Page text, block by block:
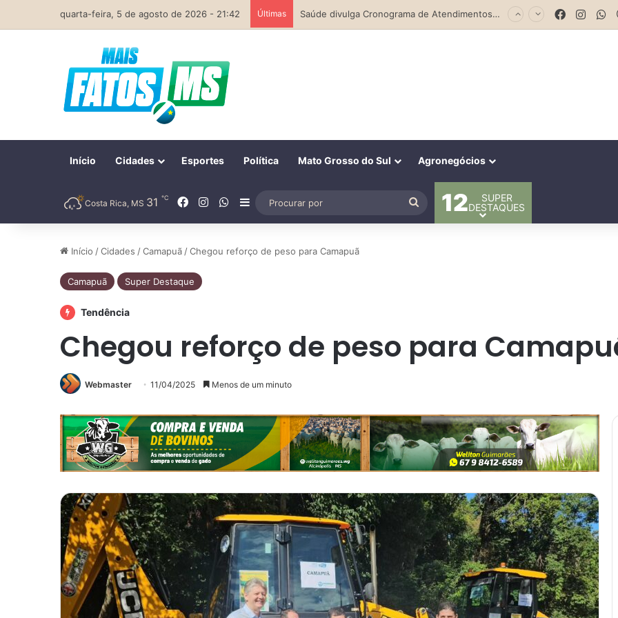
quarta-feira, 5 de agosto de 2026 - 21:42 Últimas Facebook
Início Cidades Esportes Política Mato Grosso do Sul Agronegócios
Costa Rica, MS 31 ℃ Facebook
InstagramWhatsApp
Barra Lateral
Procurar
por
12
SUPER
DESTAQUES
Início /Cidades /Camapuã /Chegou reforço de peso para Camapuã
Camapuã Super Destaque
Tendência
Chegou reforço de peso para
Webmaster 11/04/2025 Menos de um minuto